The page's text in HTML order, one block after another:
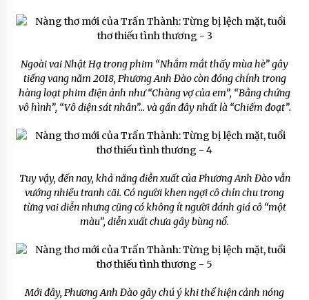
Ngoài vai Nhật Hạ trong phim “Nhắm mắt thấy mùa hè” gây
tiếng vang năm 2018, Phương Anh Đào còn đóng chính trong
hàng loạt phim điện ảnh như “Chàng vợ của em”, “Bằng chứng
vô hình”, “Vô diện sát nhân”… và gần đây nhất là “Chiếm đoạt”.
Tuy vậy, đến nay, khả năng diễn xuất của Phương Anh Đào vẫn
vướng nhiều tranh cãi. Có người khen ngợi cô chỉn chu trong
từng vai diễn nhưng cũng có không ít người đánh giá cô “một
màu”, diễn xuất chưa gây bùng nổ.
Mới đây, Phương Anh Đào gây chú ý khi thể hiện cảnh nóng